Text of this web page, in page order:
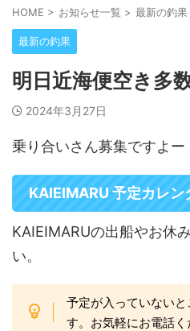
HOME > お知らせ一覧 > 最新の釣果
最新の釣果
明日近海便空き多
2024年3月27日
乗り合いさん募集ですよー
KAIEIMARU 予定カレン
KAIEIMARUの出船やお休
い。
予定が入っていない
す。お気軽にお電話く